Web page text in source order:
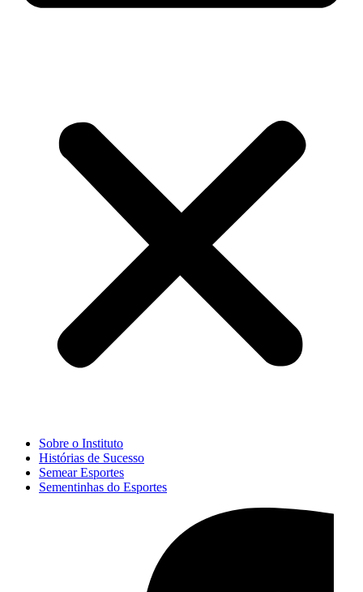
Sobre o Instituto
Histórias de Sucesso
Semear Esportes
Sementinhas do Esportes